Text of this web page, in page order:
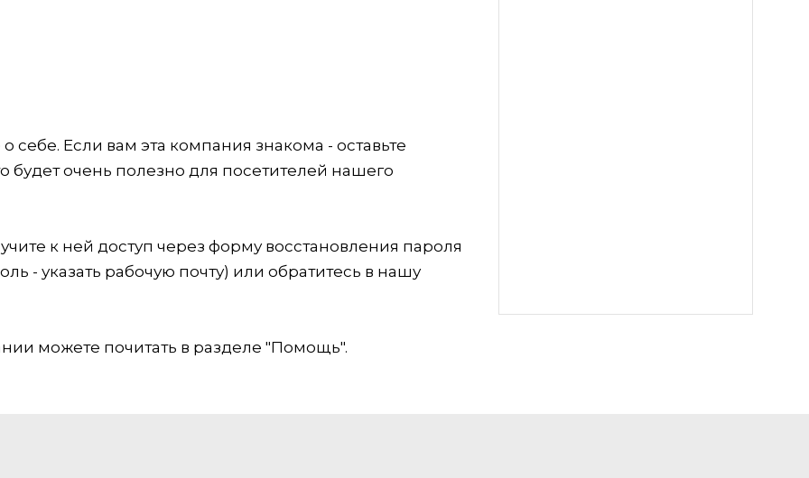
Если вам эта компания знакома - оставьте
будет очень полезно для посетителей нашего
к ней доступ через форму восстановления пароля
- указать рабочую почту) или обратитесь в нашу
можете почитать в разделе "Помощь".